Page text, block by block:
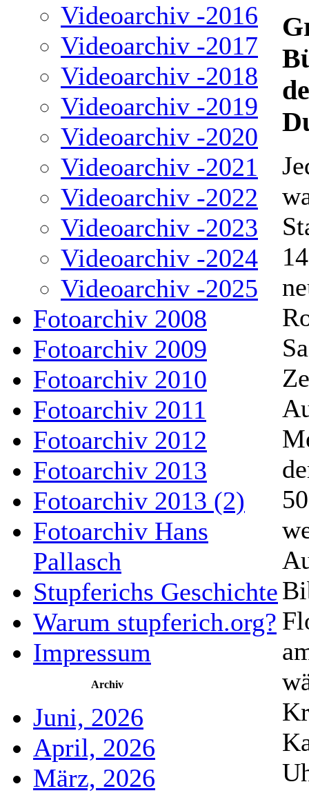
Videoarchiv -2016
Videoarchiv -2017
Videoarchiv -2018
Videoarchiv -2019
Videoarchiv -2020
Videoarchiv -2021
Videoarchiv -2022
Videoarchiv -2023
Videoarchiv -2024
Videoarchiv -2025
Fotoarchiv 2008
Fotoarchiv 2009
Fotoarchiv 2010
Fotoarchiv 2011
Fotoarchiv 2012
Fotoarchiv 2013
Fotoarchiv 2013 (2)
Fotoarchiv Hans
Pallasch
Stupferichs Geschichte
Warum stupferich.org?
Impressum
Archiv
Juni, 2026
April, 2026
März, 2026